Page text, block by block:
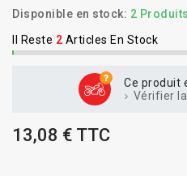
Disponible en stock: 2 Produits
Il Reste 2 Articles En Stock
Ce produit
Vérifier
13,08 € TTC